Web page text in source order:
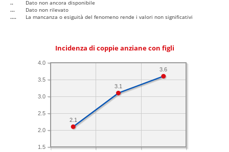
..
Dato non ancora disponibile
...
Dato non rilevato
....
La mancanza o esiguità del fenomeno rende i valori non significativi
Incidenza di coppie anziane con figli
1.5
2.0
2.5
3.0
3.5
4.0
3.6
3.1
2.1